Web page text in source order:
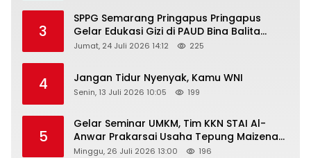
3
SPPG Semarang Pringapus Pringapus
Gelar Edukasi Gizi di PAUD Bina Balita
Peringati Hari Anak Nasional 2026
Jumat, 24 Juli 2026 14:12 225
4 Jangan Tidur Nyenyak, Kamu WNI
Senin, 13 Juli 2026 10:05 199
5
Gelar Seminar UMKM, Tim KKN STAI Al-
Anwar Prakarsai Usaha Tepung Maizena
di Logung
Minggu, 26 Juli 2026 13:00 196